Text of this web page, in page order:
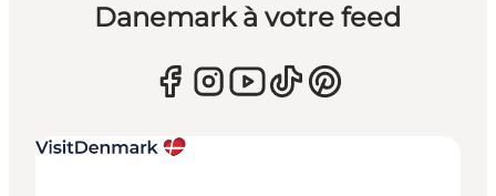
Danemark à votre feed